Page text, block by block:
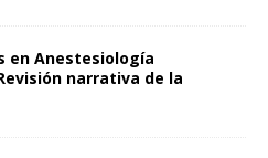
en Anestesiología
narrativa de la